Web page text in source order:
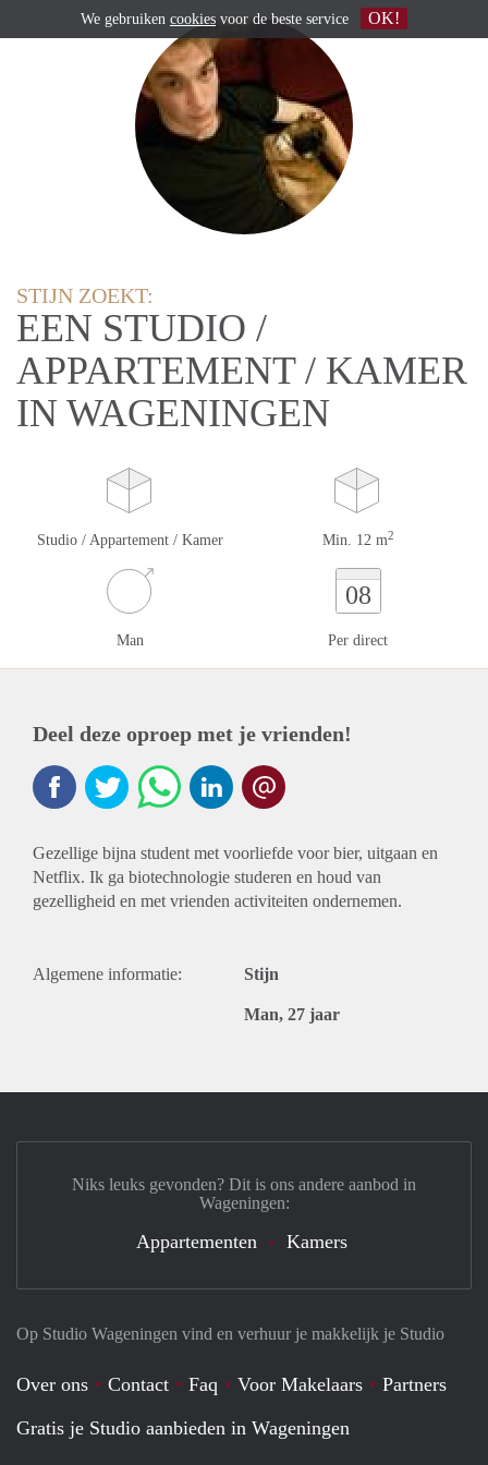
STIJN ZOEKT:
EEN STUDIO /
APPARTEMENT / KAMER
IN WAGENINGEN
Studio / Appartement / Kamer Min. 12 m2
Man
08
Per direct
Deel deze oproep met je vrienden!
Gezellige bijna student met voorliefde voor bier, uitgaan en
Netflix. Ik ga biotechnologie studeren en houd van
gezelligheid en met vrienden activiteiten ondernemen.
Algemene informatie: Stijn
Man, 27 jaar
Op Studio Wageningen vind en verhuur je makkelijk je Studio
Over ons Contact Faq Voor Makelaars
Partners
Gratis je Studio aanbieden in Wageningen
Niks leuks gevonden? Dit is ons andere aanbod in
Wageningen:
Appartementen Kamers
We gebruiken cookies voor de beste service OK!